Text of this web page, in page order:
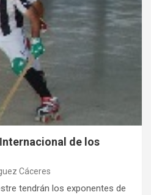
de los
Cáceres
tendrán los exponentes de